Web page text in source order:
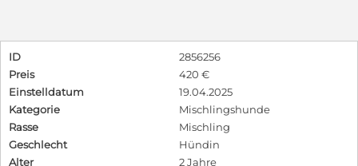
ID
2856256
Preis
420 €
Einstelldatum
19.04.2025
Kategorie
Mischlingshunde
Rasse
Mischling
Geschlecht
Hündin
Alter
2 Jahre